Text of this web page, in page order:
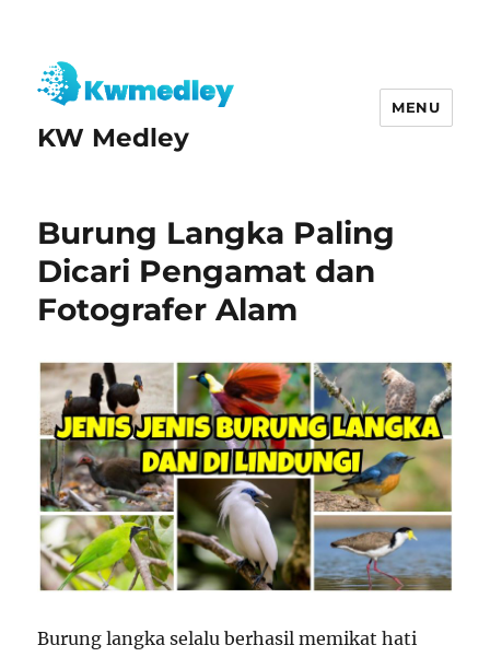
KW Medley
MENU
Burung Langka Paling
Dicari Pengamat dan
Fotografer Alam
Burung langka selalu berhasil memikat hati